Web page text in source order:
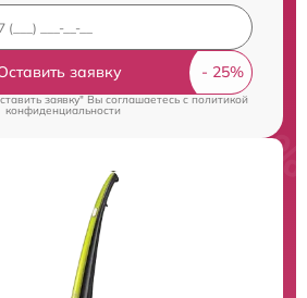
заявку
заявку" Вы соглашаетесь cполитикой
конфиденциальности